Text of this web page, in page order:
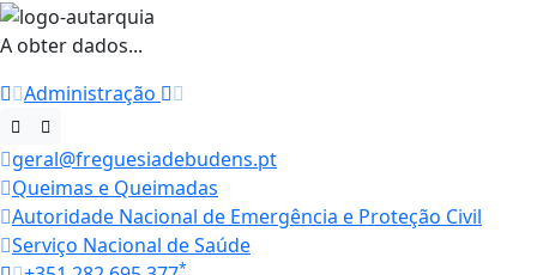
A obter dados...
Administração
geral@freguesiadebudens.pt
Queimas e Queimadas
Autoridade Nacional de Emergência e Proteção Civil
Serviço Nacional de Saúde
*